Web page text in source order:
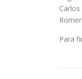
Para